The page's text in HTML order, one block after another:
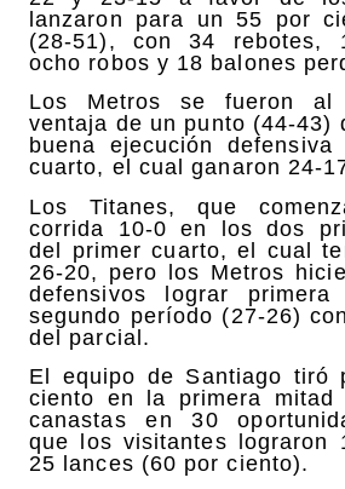
lanzaron para un 55 por
(28-51), con 34 rebotes,
ocho robos y 18 balones
Los Metros se fueron al
ventaja de un punto (44-43)
buena ejecución
cuarto, el cual ganaron 24-
Los Titanes, que
corrida 10-0 en los dos
del primer cuarto, el cual
26-20, pero los Metros
defensivos lograr
segundo período (27-26)
del parcial.
El equipo de Santiago tiró
ciento en la primera mitad
canastas en 30
que los visitantes lograron
25 lances (60 por ciento).